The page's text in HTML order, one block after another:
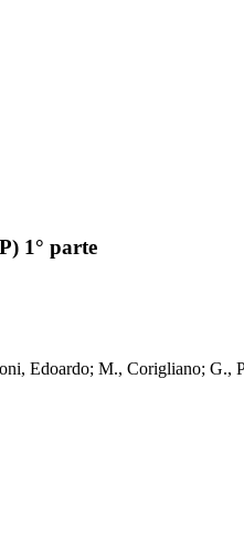
1° parte
Edoardo; M.,